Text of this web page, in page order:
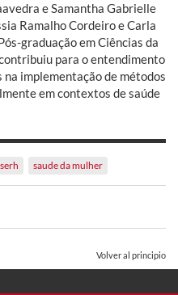
e Samantha Gabrielle
Ramalho Cordeiro e Carla
graduação em Ciências da
para o entendimento
implementação de métodos
em contextos de saúde
saude da mulher
Volver al principio